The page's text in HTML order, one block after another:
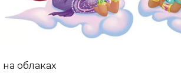
на облаках